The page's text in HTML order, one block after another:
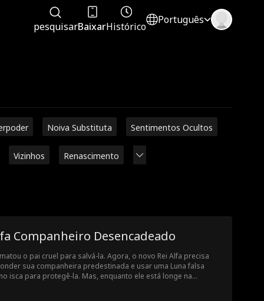
pesquisarBaixarHistórico
Português
Noiva Substituta Sentimentos Ocultos
Vizinhos Renascimento
Companheiro Desencadeado
o pai cruel para salvá-la. Agora, o novo Rei Alfa precisa
sua companheira predestinada e usar uma Luna falsa
isca para protegê-la. Mas, enquanto ele está longe na